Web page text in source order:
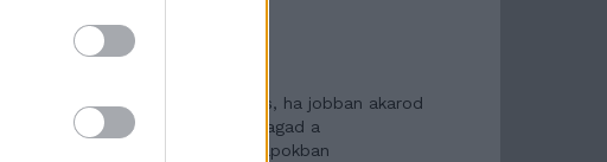
10 tanács, ha jobban akarod
érezni magad a
hétköznapokban